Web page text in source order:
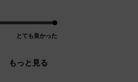
とても良かった
もっと見る